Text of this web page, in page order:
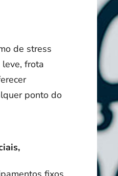
de stress
frota
ponto do